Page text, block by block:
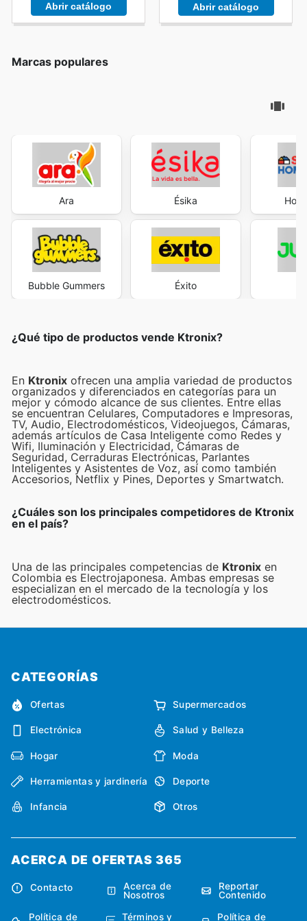
Abrir catálogo Abrir catálogo
Marcas populares
Ara
Bubble Gummers
Ésika
Éxito
¿Qué tipo de productos vende Ktronix?
En Ktronix ofrecen una amplia variedad de productos
organizados y diferenciados en categorías para un
mejor y cómodo alcance de sus clientes. Entre ellas
se encuentran Celulares, Computadores e Impresoras,
TV, Audio, Electrodomésticos, Videojuegos, Cámaras,
además artículos de Casa Inteligente como Redes y
Wifi, Iluminación y Electricidad, Cámaras de
Seguridad, Cerraduras Electrónicas, Parlantes
Inteligentes y Asistentes de Voz, así como también
Accesorios, Netflix y Pines, Deportes y Smartwatch.
¿Cuáles son los principales competidores de Ktronix
en el país?
Una de las principales competencias de Ktronix en
Colombia es Electrojaponesa. Ambas empresas se
especializan en el mercado de la tecnología y los
electrodomésticos.
CATEGORÍAS
Ofertas Supermercados
Electrónica Salud y Belleza
Hogar Moda
Herramientas y jardinería Deporte
Infancia Otros
ACERCA DE OFERTAS 365
Contacto
Acerca de
Nosotros
Reportar
Contenido
Política de
Términos y
Política de